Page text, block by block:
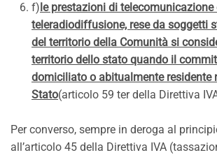
f)le prestazioni di telecomunicazione
teleradiodiffusione, rese da soggetti
del territorio della Comunità si
territorio dello stato quando il
domiciliato o abitualmente residente
Stato(articolo 59 ter della Direttiva
Per converso, sempre in deroga al
all’articolo 45 della Direttiva IVA